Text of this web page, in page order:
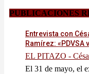
PUBLICACIONES
Entrevista con
Ramírez: «PDVSA
EL PITAZO -
El 31 de mayo, el